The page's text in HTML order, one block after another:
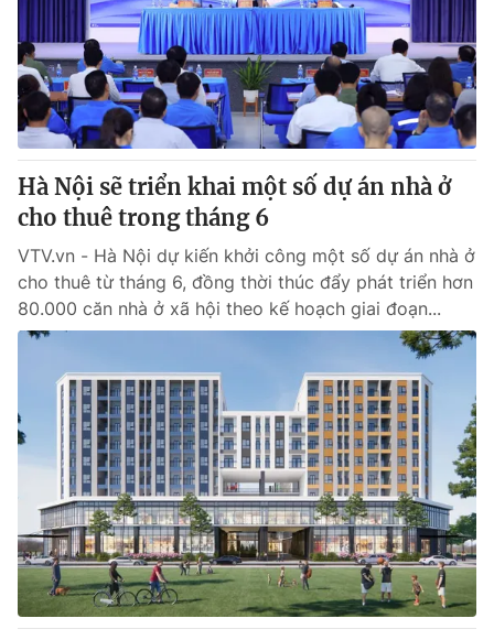
Hitech Công nghệ tương lai
Sản phẩm
Thị trường
Tư vấn
Giao lưu trực tuyến
Lịch phát sóng
Chuyên mục khác
Emagazine Podcast
Photo Infographic
VTV Money VTV Thể thao
VTV Sức khoẻ Bất động sản
Thị trường 24h Tấm lòng Việt
VTV4 Vươn mình bằng AI
Hà Nội sẽ triển khai một số dự án nhà ở
cho thuê trong tháng 6
VTV.vn - Hà Nội dự kiến khởi công một số dự án nhà ở
cho thuê từ tháng 6, đồng thời thúc đẩy phát triển hơn
80.000 căn nhà ở xã hội theo kế hoạch giai đoạn...